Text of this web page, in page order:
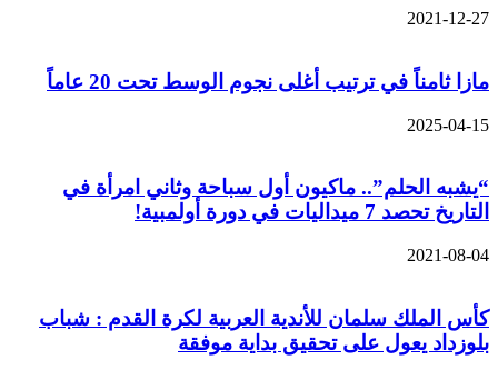
2021-12-27
مازا ثامناً في ترتيب أغلى نجوم الوسط تحت 20 عاماً
2025-04-15
“يشبه الحلم”.. ماكيون أول سباحة وثاني امرأة في
التاريخ تحصد 7 ميداليات في دورة أولمبية!
2021-08-04
كأس الملك سلمان للأندية العربية لكرة القدم : شباب
بلوزداد يعول على تحقيق بداية موفقة